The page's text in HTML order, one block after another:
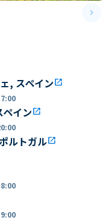
keyboard_arrow_right
, スペインopen_in_new
インopen_in_new
ルトガルopen_in_new